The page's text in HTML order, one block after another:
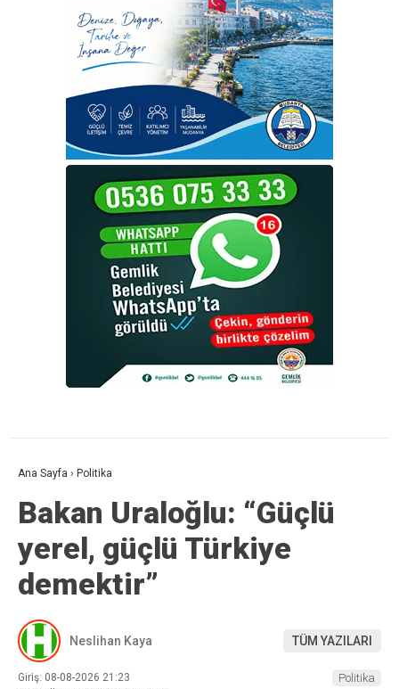
Ana Sayfa › Politika
Bakan Uraloğlu: “Güçlü
yerel, güçlü Türkiye
demektir”
Neslihan Kaya TÜM YAZILARI
Giriş: 08-08-2026 21:23
Politika